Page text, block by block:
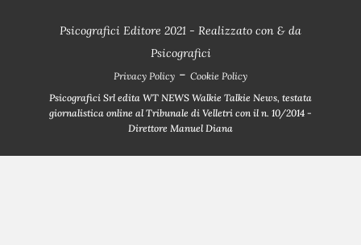
Psicografici Editore 2021 - Realizzato con & da
Psicografici
Privacy Policy - Cookie Policy
Psicografici Srl edita WT NEWS Walkie Talkie News, testata
giornalistica online al Tribunale di Velletri con il n. 10/2014 -
Direttore Manuel Diana